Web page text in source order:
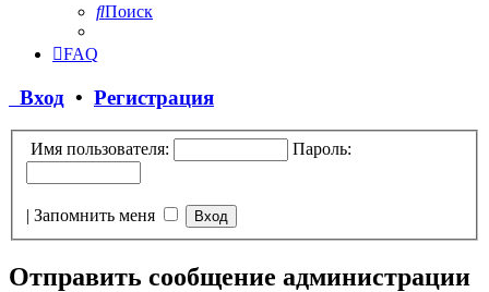
Поиск
FAQ
Вход • Регистрация
Имя пользователя: Пароль:
| Запомнить меня
Отправить сообщение администрации